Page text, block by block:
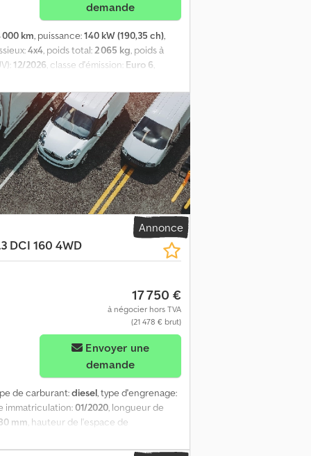
demande
000 km, puissance:140 kW (190,35 ch),
4x4, poids total:2 065 kg, poids à
12/2026, classe d'émission: Euro 6,
VSSKCTND23U0098078, Équipement:
pneus toutes saisons, système de
km. Cjdezr H T Sjpfx Ak Uerf Moteur 2,3 l,
3 500 kg. Bac de chargement en
Annonce
DCI 160 4WD
17 750 €
à négocier hors TVA
(21 478 € brut)
demande
de carburant:diesel, type d'engrenage:
immatriculation:01/2020, longueur de
mm, hauteur de l'espace de
ABS, attelage de remorque,